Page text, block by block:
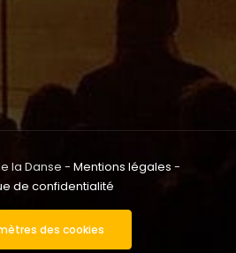
la Danse -Mentions légales -
de confidentialité
des cookies